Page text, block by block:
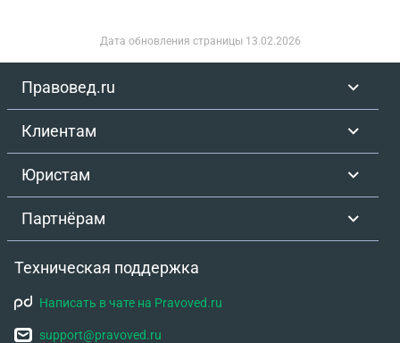
Дата обновления страницы 13.02.2026
Правовед.ru
Клиентам
Юристам
Партнёрам
Техническая поддержка
Написать в чате на Pravoved.ru
support@pravoved.ru